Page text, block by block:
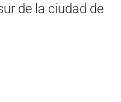
de la ciudad de